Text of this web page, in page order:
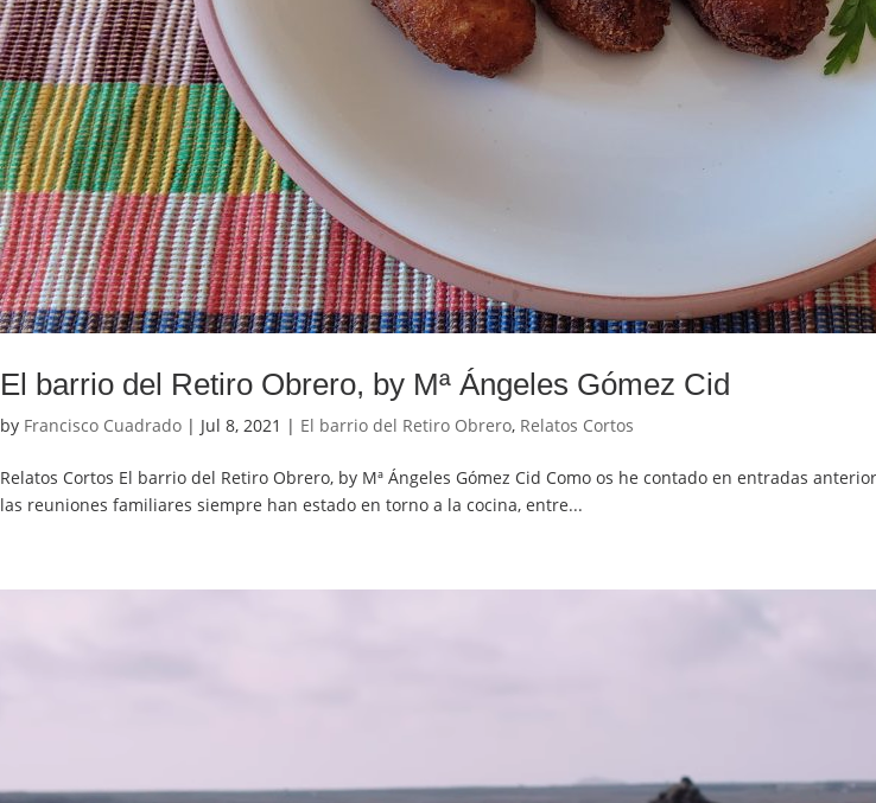
El barrio del Retiro Obrero, by Mª Ángeles Gómez Cid
by Francisco Cuadrado | Jul 8, 2021 | El barrio del Retiro Obrero, Relatos Cortos
Relatos Cortos El barrio del Retiro Obrero, by Mª Ángeles Gómez Cid Como os he contado en entradas
las reuniones familiares siempre han estado en torno a la cocina, entre...